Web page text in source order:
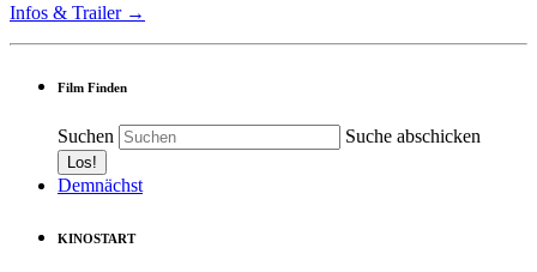
Infos & Trailer →
Film Finden
Suchen Suche abschicken
Demnächst
KINOSTART